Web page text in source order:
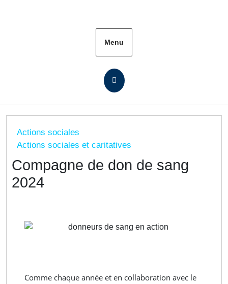
Menu
Actions sociales
Actions sociales et caritatives
Compagne de don de sang
2024
Comme chaque année et en collaboration avec le